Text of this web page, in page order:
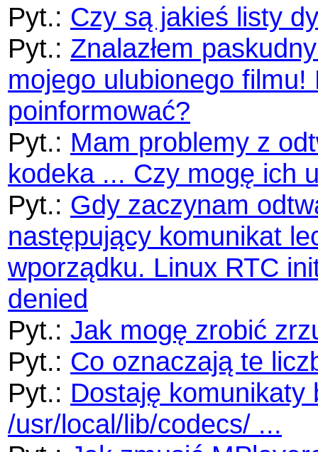
Pyt.: Czy są jakieś listy
Pyt.: Znalazłem
mojego ulubionego filmu!
poinformować?
Pyt.: Mam problemy z
kodeka ... Czy mogę ich
Pyt.: Gdy zaczynam
następujący komunikat
wporządku. Linux RTC
denied
Pyt.: Jak mogę zrobić
Pyt.: Co oznaczają te
Pyt.: Dostaję komunikaty
/usr/local/lib/codecs/ ...